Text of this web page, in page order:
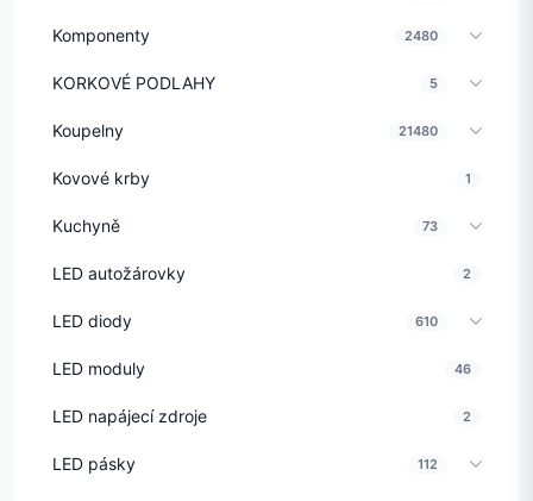
Komponenty 2480
KORKOVÉ PODLAHY 5
Koupelny 21480
Kovové krby 1
Kuchyně 73
LED autožárovky 2
LED diody 610
LED moduly 46
LED napájecí zdroje 2
LED pásky 112